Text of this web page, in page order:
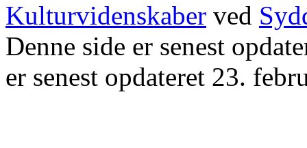
Kulturvidenskaber ved
Denne side er senest
er senest opdateret 23.